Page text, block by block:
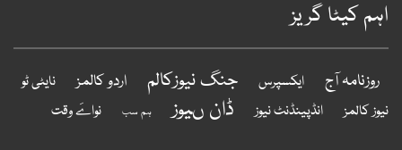
کیٹا گریز
روزنامہ آج ایکسپرس جنگ نیوزکالم اردو کالمز
نایٹی ٹو
کالمز
انڈپینڈنٹ نیوز ڈان ںیوز ہم سب نواےَ وقت